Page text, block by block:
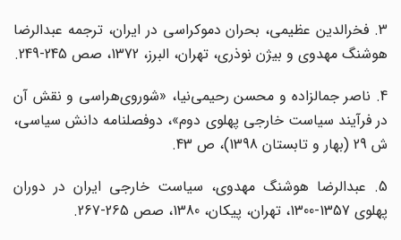
3. فخرالدین عظیمی، بحران دموکراسی در ایران، ترجمه عبدالرضا
هوشنگ مهدوی و بیژن نوذری، تهران، البرز، 1372، صص 245-249.
4. ناصر جمالزاده و محسن رحیمی‌نیا، «شوروی‌هراسی و نقش آن
در فرآیند سیاست خارجی پهلوی دوم»، دوفصلنامه دانش سیاسی،
ش 29 (بهار و تابستان 1398)، ص 43.
5. عبدالرضا هوشنگ مهدوی، سیاست خارجی ایران در دوران
پهلوی 1357-1300، تهران، پیکان، 1380، صص 265-267.